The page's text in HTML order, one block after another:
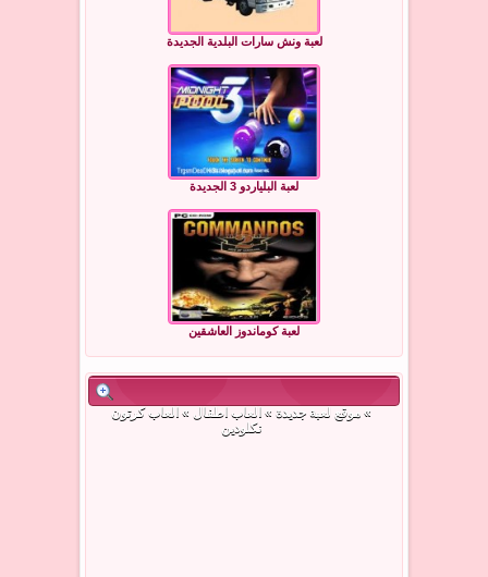
لعبة ونش سارات البلدية الجديدة
لعبة البلياردو 3 الجديدة
لعبة كوماندوز العاشقين
» موقع لعبة جديدة » العاب اطفال » العاب كرتون
نكلودين